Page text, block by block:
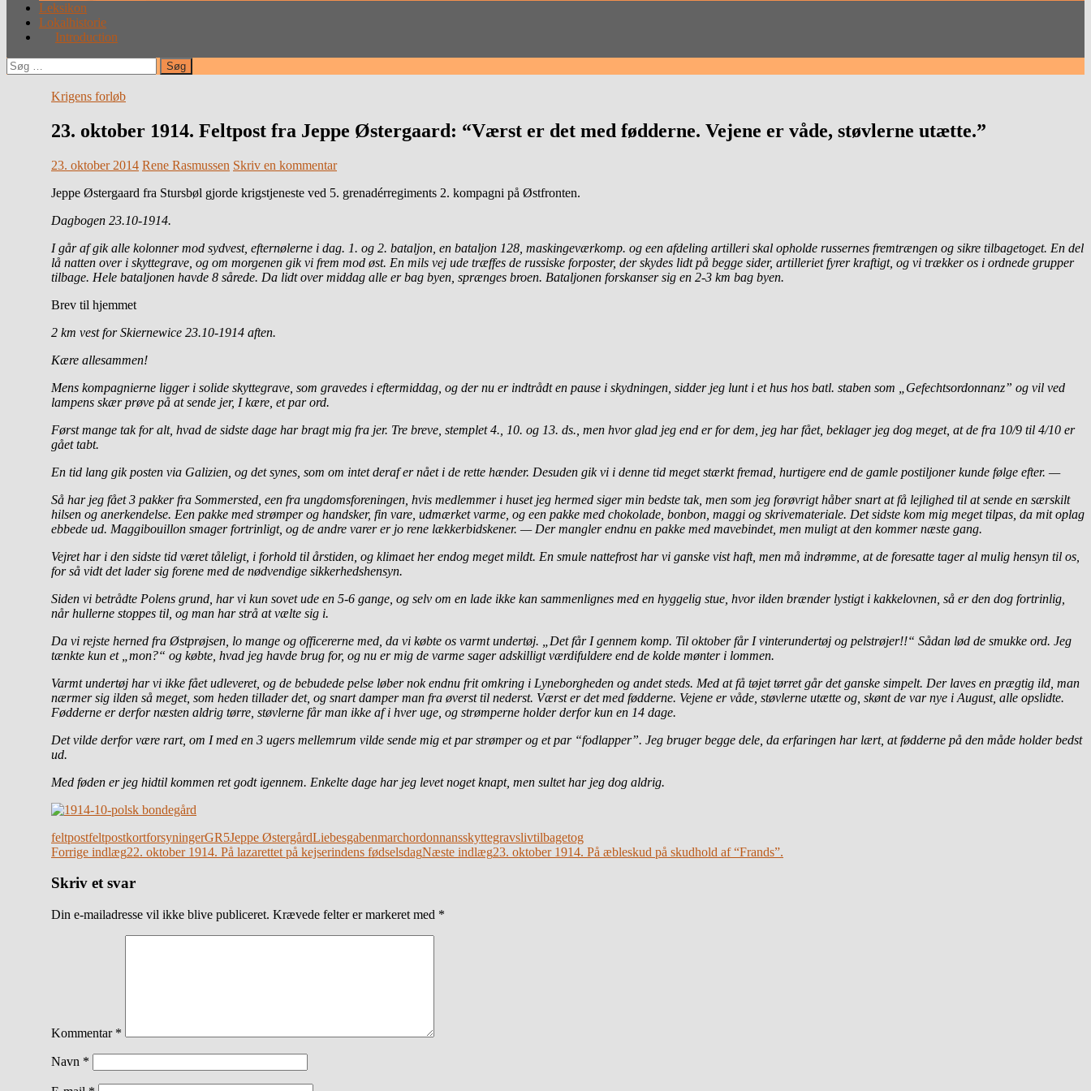
Leksikon
Lokalhistorie
Introduction
Søg
efter:
Krigens forløb
23. oktober 1914. Feltpost fra Jeppe Østergaard: “Værst er det med fødderne. Vejene er våde, støvlerne utætte.”
23. oktober 2014 Rene Rasmussen Skriv en kommentar
Jeppe Østergaard fra Stursbøl gjorde krigstjeneste ved 5. grenadérregiments 2. kompagni på Østfronten.
Dagbogen 23.10-1914.
I går af gik alle kolonner mod sydvest, efternølerne i dag. 1. og 2. bataljon, en bataljon 128, maskingeværkomp. og een afdeling artilleri skal opholde russernes fremtrængen og sikre tilbagetoget. En del
lå natten over i skyttegrave, og om morgenen gik vi frem mod øst. En mils vej ude træffes de russiske forposter, der skydes lidt på begge sider, artilleriet fyrer kraftigt, og vi trækker os i ordnede grupper
tilbage. Hele bataljonen havde 8 sårede. Da lidt over middag alle er bag byen, sprænges broen. Bataljonen forskanser sig en 2-3 km bag byen.
Brev til hjemmet
2 km vest for Skiernewice 23.10-1914 aften.
Kære allesammen!
Mens kompagnierne ligger i solide skyttegrave, som gravedes i eftermiddag, og der nu er indtrådt en pause i skydningen, sidder jeg lunt i et hus hos batl. staben som „Gefechtsordonnanz” og vil ved
lampens skær prøve på at sende jer, I kære, et par ord.
Først mange tak for alt, hvad de sidste dage har bragt mig fra jer. Tre breve, stemplet 4., 10. og 13. ds., men hvor glad jeg end er for dem, jeg har fået, beklager jeg dog meget, at de fra 10/9 til 4/10 er
gået tabt.
En tid lang gik posten via Galizien, og det synes, som om intet deraf er nået i de rette hænder. Desuden gik vi i denne tid meget stærkt fremad, hurtigere end de gamle postiljoner kunde følge efter. —
Så har jeg fået 3 pakker fra Sommersted, een fra ungdomsforeningen, hvis medlemmer i huset jeg hermed siger min bedste tak, men som jeg forøvrigt håber snart at få lejlighed til at sende en særskilt
hilsen og anerkendelse. Een pakke med strømper og handsker, fin vare, udmærket varme, og een pakke med chokolade, bonbon, maggi og skrivemateriale. Det sidste kom mig meget tilpas, da mit oplag
ebbede ud. Maggibouillon smager fortrinligt, og de andre varer er jo rene lækkerbidskener. — Der mangler endnu en pakke med mavebindet, men muligt at den kommer næste gang.
Vejret har i den sidste tid været tåleligt, i forhold til årstiden, og klimaet her endog meget mildt. En smule nattefrost har vi ganske vist haft, men må indrømme, at de foresatte tager al mulig hensyn til os,
for så vidt det lader sig forene med de nødvendige sikkerhedshensyn.
Siden vi betrådte Polens grund, har vi kun sovet ude en 5-6 gange, og selv om en lade ikke kan sammenlignes med en hyggelig stue, hvor ilden brænder lystigt i kakkelovnen, så er den dog fortrinlig,
når hullerne stoppes til, og man har strå at vælte sig i.
Da vi rejste herned fra Østprøjsen, lo mange og officererne med, da vi købte os varmt undertøj. „Det får I gennem komp. Til oktober får I vinterundertøj og pelstrøjer!!“ Sådan lød de smukke ord. Jeg
tænkte kun et „mon?“ og købte, hvad jeg havde brug for, og nu er mig de varme sager adskilligt værdifuldere end de kolde mønter i lommen.
Varmt undertøj har vi ikke fået udleveret, og de bebudede pelse løber nok endnu frit omkring i Lyneborgheden og andet steds. Med at få tøjet tørret går det ganske simpelt. Der laves en prægtig ild, man
nærmer sig ilden så meget, som heden tillader det, og snart damper man fra øverst til nederst. Værst er det med fødderne. Vejene er våde, støvlerne utætte og, skønt de var nye i August, alle opslidte.
Fødderne er derfor næsten aldrig tørre, støvlerne får man ikke af i hver uge, og strømperne holder derfor kun en 14 dage.
Det vilde derfor være rart, om I med en 3 ugers mellemrum vilde sende mig et par strømper og et par “fodlapper”. Jeg bruger begge dele, da erfaringen har lært, at fødderne på den måde holder bedst
ud.
Med føden er jeg hidtil kommen ret godt igennem. Enkelte dage har jeg levet noget knapt, men sultet har jeg dog aldrig.
feltpostfeltpostkortforsyningerGR5Jeppe ØstergårdLiebesgabenmarchordonnansskyttegravslivtilbagetog
Indlægsnavigation
Forrige indlæg22. oktober 1914. På lazarettet på kejserindens fødselsdagNæste indlæg23. oktober 1914. På æbleskud på skudhold af “Frands”.
Skriv et svar
Din e-mailadresse vil ikke blive publiceret. Krævede felter er markeret med *
Kommentar *
Navn *